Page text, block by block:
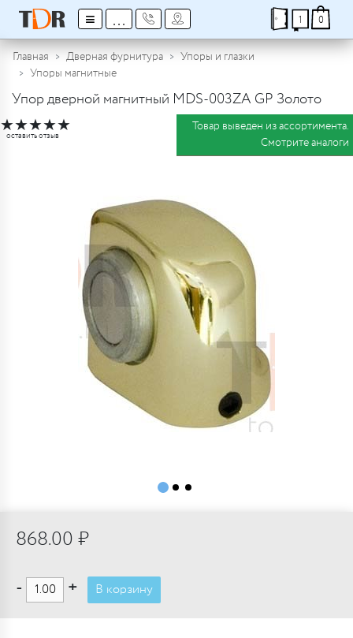
≡ ... 1 0
Главная Дверная фурнитура
Упоры и глазки
Упоры магнитные
Упор дверной магнитный MDS-003ZA GP Золото
★★★★★
оставить отзыв
Товар выведен из ассортимента.
Смотрите аналоги
868.00 ₽
- + В корзину